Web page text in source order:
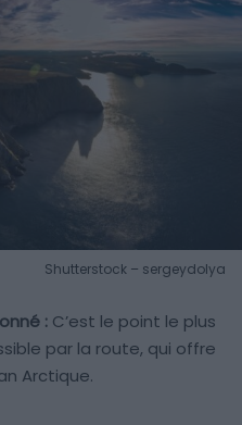
Shutterstock – sergeydolya
: C’est le point le plus
par la route, qui offre
Arctique.